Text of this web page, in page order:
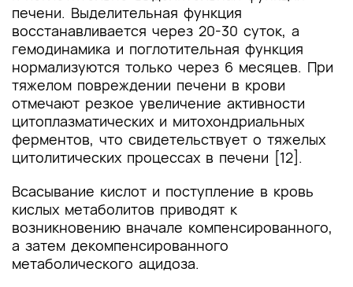
печени. Выделительная функция
восстанавливается через 20-30 суток, а
гемодинамика и поглотительная функция
нормализуются только через 6 месяцев. При
тяжелом повреждении печени в крови
отмечают резкое увеличение активности
цитоплазматических и митохондриальных
ферментов, что свидетельствует о тяжелых
цитолитических процессах в печени [12].
Всасывание кислот и поступление в кровь
кислых метаболитов приводят к
возникновению вначале компенсированного,
а затем декомпенсированного
метаболического ацидоза.